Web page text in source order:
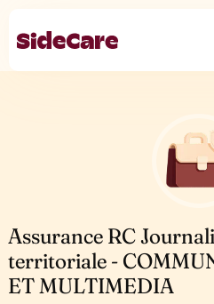
Assurance RC
territoriale -
ET MULTIMEDIA